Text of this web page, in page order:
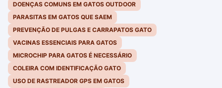
DOENÇAS COMUNS EM GATOS OUTDOOR
PARASITAS EM GATOS QUE SAEM
PREVENÇÃO DE PULGAS E CARRAPATOS GATO
VACINAS ESSENCIAIS PARA GATOS
MICROCHIP PARA GATOS É NECESSÁRIO
COLEIRA COM IDENTIFICAÇÃO GATO
USO DE RASTREADOR GPS EM GATOS